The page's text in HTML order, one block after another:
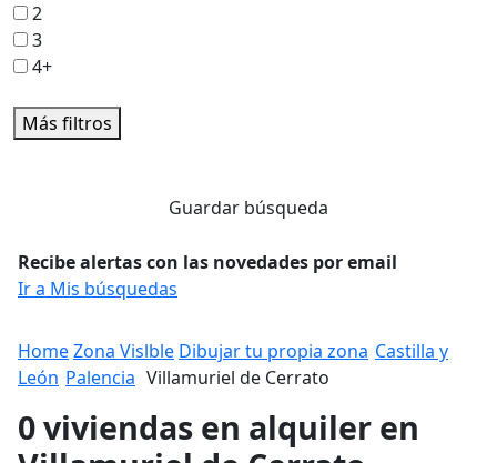
2
3
4+
Más filtros
Guardar búsqueda
Recibe alertas con las novedades por email
Ir a Mis búsquedas
HomeZona Vislble Dibujar tu propia zona Castilla y
León Palencia Villamuriel de Cerrato
0 viviendas en alquiler en